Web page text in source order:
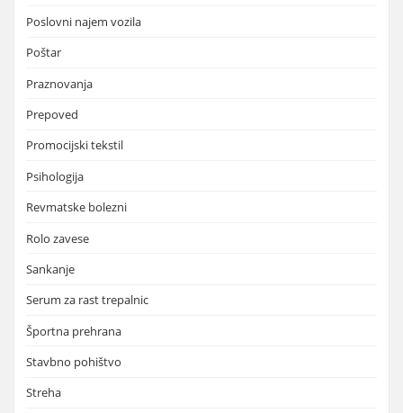
Poslovni najem vozila
Poštar
Praznovanja
Prepoved
Promocijski tekstil
Psihologija
Revmatske bolezni
Rolo zavese
Sankanje
Serum za rast trepalnic
Športna prehrana
Stavbno pohištvo
Streha